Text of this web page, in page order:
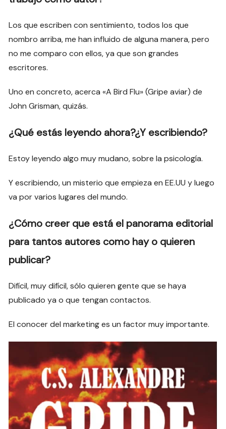
Los que escriben con sentimiento, todos los que
nombro arriba, me han influido de alguna manera, pero
no me comparo con ellos, ya que son grandes
escritores.
Uno en concreto, acerca «A Bird Flu» (Gripe aviar) de
John Grisman, quizás.
¿Qué estás leyendo ahora?¿Y escribiendo?
Estoy leyendo algo muy mudano, sobre la psicología.
Y escribiendo, un misterio que empieza en EE.UU y luego
va por varios lugares del mundo.
¿Cómo creer que está el panorama editorial
para tantos autores como hay o quieren
publicar?
Difícil, muy difícil, sólo quieren gente que se haya
publicado ya o que tengan contactos.
El conocer del marketing es un factor muy importante.